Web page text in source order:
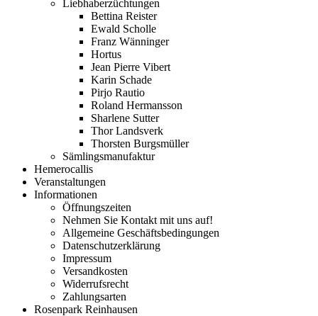
Liebhaberzüchtungen
Bettina Reister
Ewald Scholle
Franz Wänninger
Hortus
Jean Pierre Vibert
Karin Schade
Pirjo Rautio
Roland Hermansson
Sharlene Sutter
Thor Landsverk
Thorsten Burgsmüller
Sämlingsmanufaktur
Hemerocallis
Veranstaltungen
Informationen
Öffnungszeiten
Nehmen Sie Kontakt mit uns auf!
Allgemeine Geschäftsbedingungen
Datenschutzerklärung
Impressum
Versandkosten
Widerrufsrecht
Zahlungsarten
Rosenpark Reinhausen